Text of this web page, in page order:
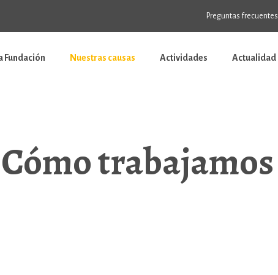
Preguntas frecuentes
Fundación Nuestras causas Actividades Actualidad
Cómo trabajamos